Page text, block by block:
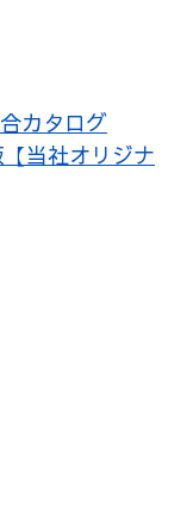
カタログ
【当社オリジナ